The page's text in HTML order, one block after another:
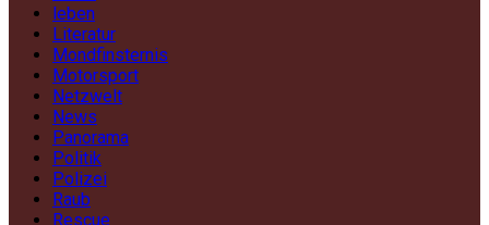
leben
Literatur
Mondfinsternis
Motorsport
Netzwelt
News
Panorama
Politik
Polizei
Raub
Rescue